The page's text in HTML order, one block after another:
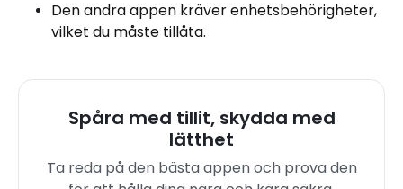
Den andra appen kräver enhetsbehörigheter,
vilket du måste tillåta.
Spåra med tillit, skydda med
lätthet
Ta reda på den bästa appen och prova den